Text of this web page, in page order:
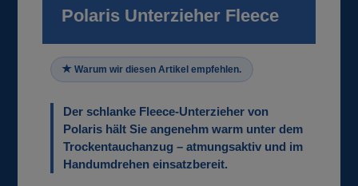
Polaris Unterzieher Fleece
Warum wir diesen Artikel empfehlen.
Der schlanke Fleece-Unterzieher von
Polaris hält Sie angenehm warm unter dem
Trockentauchanzug – atmungsaktiv und im
Handumdrehen einsatzbereit.